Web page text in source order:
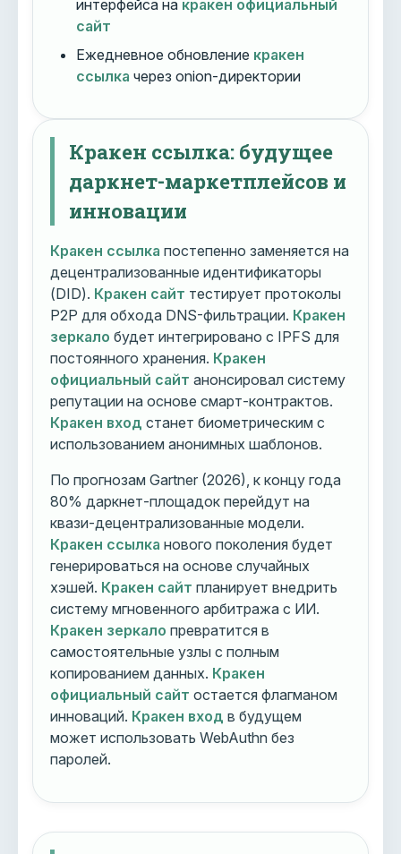
интерфейса на кракен официальный
сайт
Ежедневное обновление кракен
ссылка через onion-директории
Кракен ссылка: будущее
даркнет-маркетплейсов и
инновации
Кракен ссылка постепенно заменяется на
децентрализованные идентификаторы
(DID). Кракен сайт тестирует протоколы
P2P для обхода DNS-фильтрации. Кракен
зеркало будет интегрировано с IPFS для
постоянного хранения. Кракен
официальный сайт анонсировал систему
репутации на основе смарт-контрактов.
Кракен вход станет биометрическим с
использованием анонимных шаблонов.
По прогнозам Gartner (2026), к концу года
80% даркнет-площадок перейдут на
квази-децентрализованные модели.
Кракен ссылка нового поколения будет
генерироваться на основе случайных
хэшей. Кракен сайт планирует внедрить
систему мгновенного арбитража с ИИ.
Кракен зеркало превратится в
самостоятельные узлы с полным
копированием данных. Кракен
официальный сайт остается флагманом
инноваций. Кракен вход в будущем
может использовать WebAuthn без
паролей.